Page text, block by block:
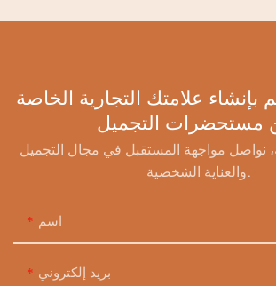
بإنشاء علامتك التجارية الخاصة
نواصل مواجهة المستقبل في مجال التجميل
والعناية الشخصية.
اسم
بريد إلكتروني